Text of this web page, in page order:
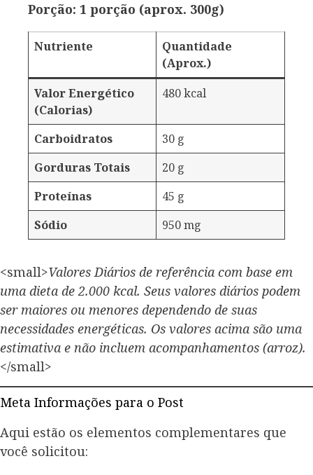
Porção: 1 porção (aprox. 300g)
Nutriente
Quantidade
(Aprox.)
Valor Energético
(Calorias)
480 kcal
Carboidratos
30 g
Gorduras Totais
20 g
Proteínas
45 g
Sódio
950 mg
<small>Valores Diários de referência com base em
uma dieta de 2.000 kcal. Seus valores diários podem
ser maiores ou menores dependendo de suas
necessidades energéticas. Os valores acima são uma
estimativa e não incluem acompanhamentos (arroz).
</small>
Meta Informações para o Post
Aqui estão os elementos complementares que
você solicitou: